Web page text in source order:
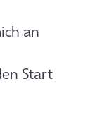
an
Start